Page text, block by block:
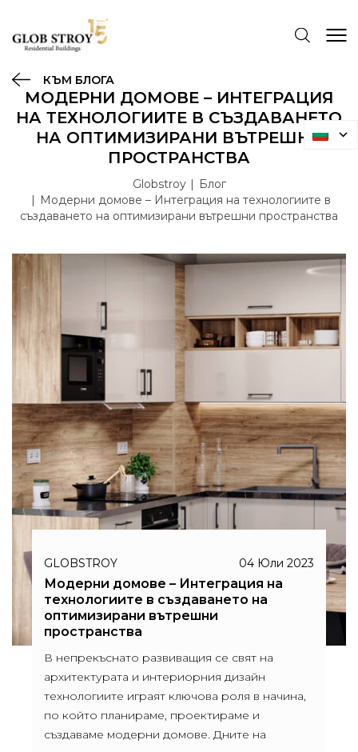
КЪМ БЛОГА
МОДЕРНИ ДОМОВЕ – ИНТЕГРАЦИЯ
НА ТЕХНОЛОГИИТЕ В СЪЗДАВАНЕТО
НА ОПТИМИЗИРАНИ ВЪТРЕШНИ
ПРОСТРАНСТВА
Globstroy
Блог
Модерни домове – Интеграция на технологиите в
създаването на оптимизирани вътрешни пространства
GLOBSTROY 04 Юли 2023
Модерни домове – Интеграция на
технологиите в създаването на
оптимизирани вътрешни
пространства
В непрекъснато развиващия се свят на
архитектурата и интериорния дизайн
технологиите играят ключова роля в начина,
по който планираме, проектираме и
създаваме модерни домове. Дните на